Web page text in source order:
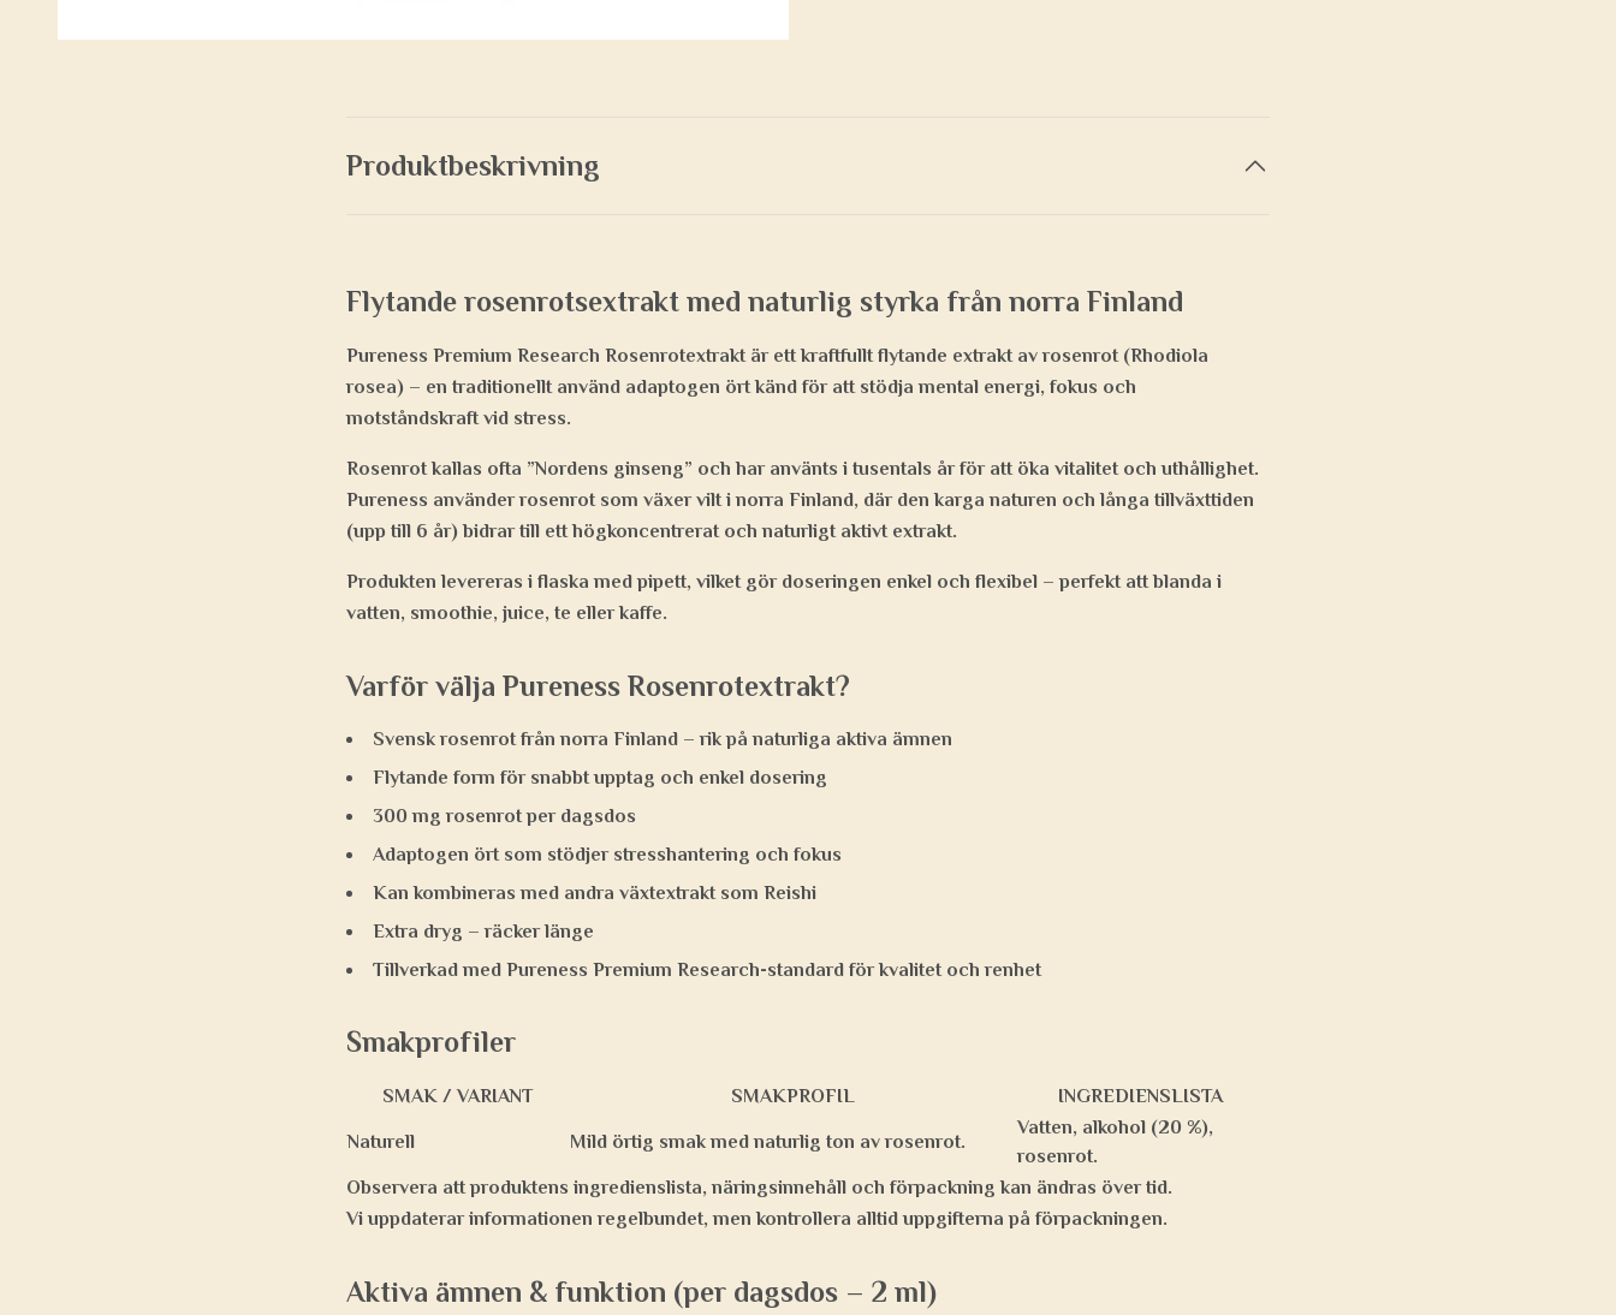
Produktbeskrivning
Flytande rosenrotsextrakt med naturlig styrka från norra Finland
Pureness Premium Research Rosenrotextrakt är ett kraftfullt flytande extrakt av rosenrot (Rhodiola
rosea) – en traditionellt använd adaptogen ört känd för att stödja mental energi, fokus och
motståndskraft vid stress.
Rosenrot kallas ofta ”Nordens ginseng” och har använts i tusentals år för att öka vitalitet och uthållighet.
Pureness använder rosenrot som växer vilt i norra Finland, där den karga naturen och långa tillväxttiden
(upp till 6 år) bidrar till ett högkoncentrerat och naturligt aktivt extrakt.
Produkten levereras i flaska med pipett, vilket gör doseringen enkel och flexibel – perfekt att blanda i
vatten, smoothie, juice, te eller kaffe.
Varför välja Pureness Rosenrotextrakt?
Svensk rosenrot från norra Finland – rik på naturliga aktiva ämnen
Flytande form för snabbt upptag och enkel dosering
300 mg rosenrot per dagsdos
Adaptogen ört som stödjer stresshantering och fokus
Kan kombineras med andra växtextrakt som Reishi
Extra dryg – räcker länge
Tillverkad med Pureness Premium Research-standard för kvalitet och renhet
Smakprofiler
SMAK / VARIANT SMAKPROFIL INGREDIENSLISTA
Naturell Mild örtig smak med naturlig ton av rosenrot.
Vatten, alkohol (20 %),
rosenrot.
Observera att produktens ingredienslista, näringsinnehåll och förpackning kan ändras över tid.
Vi uppdaterar informationen regelbundet, men kontrollera alltid uppgifterna på förpackningen.
Aktiva ämnen & funktion (per dagsdos – 2 ml)